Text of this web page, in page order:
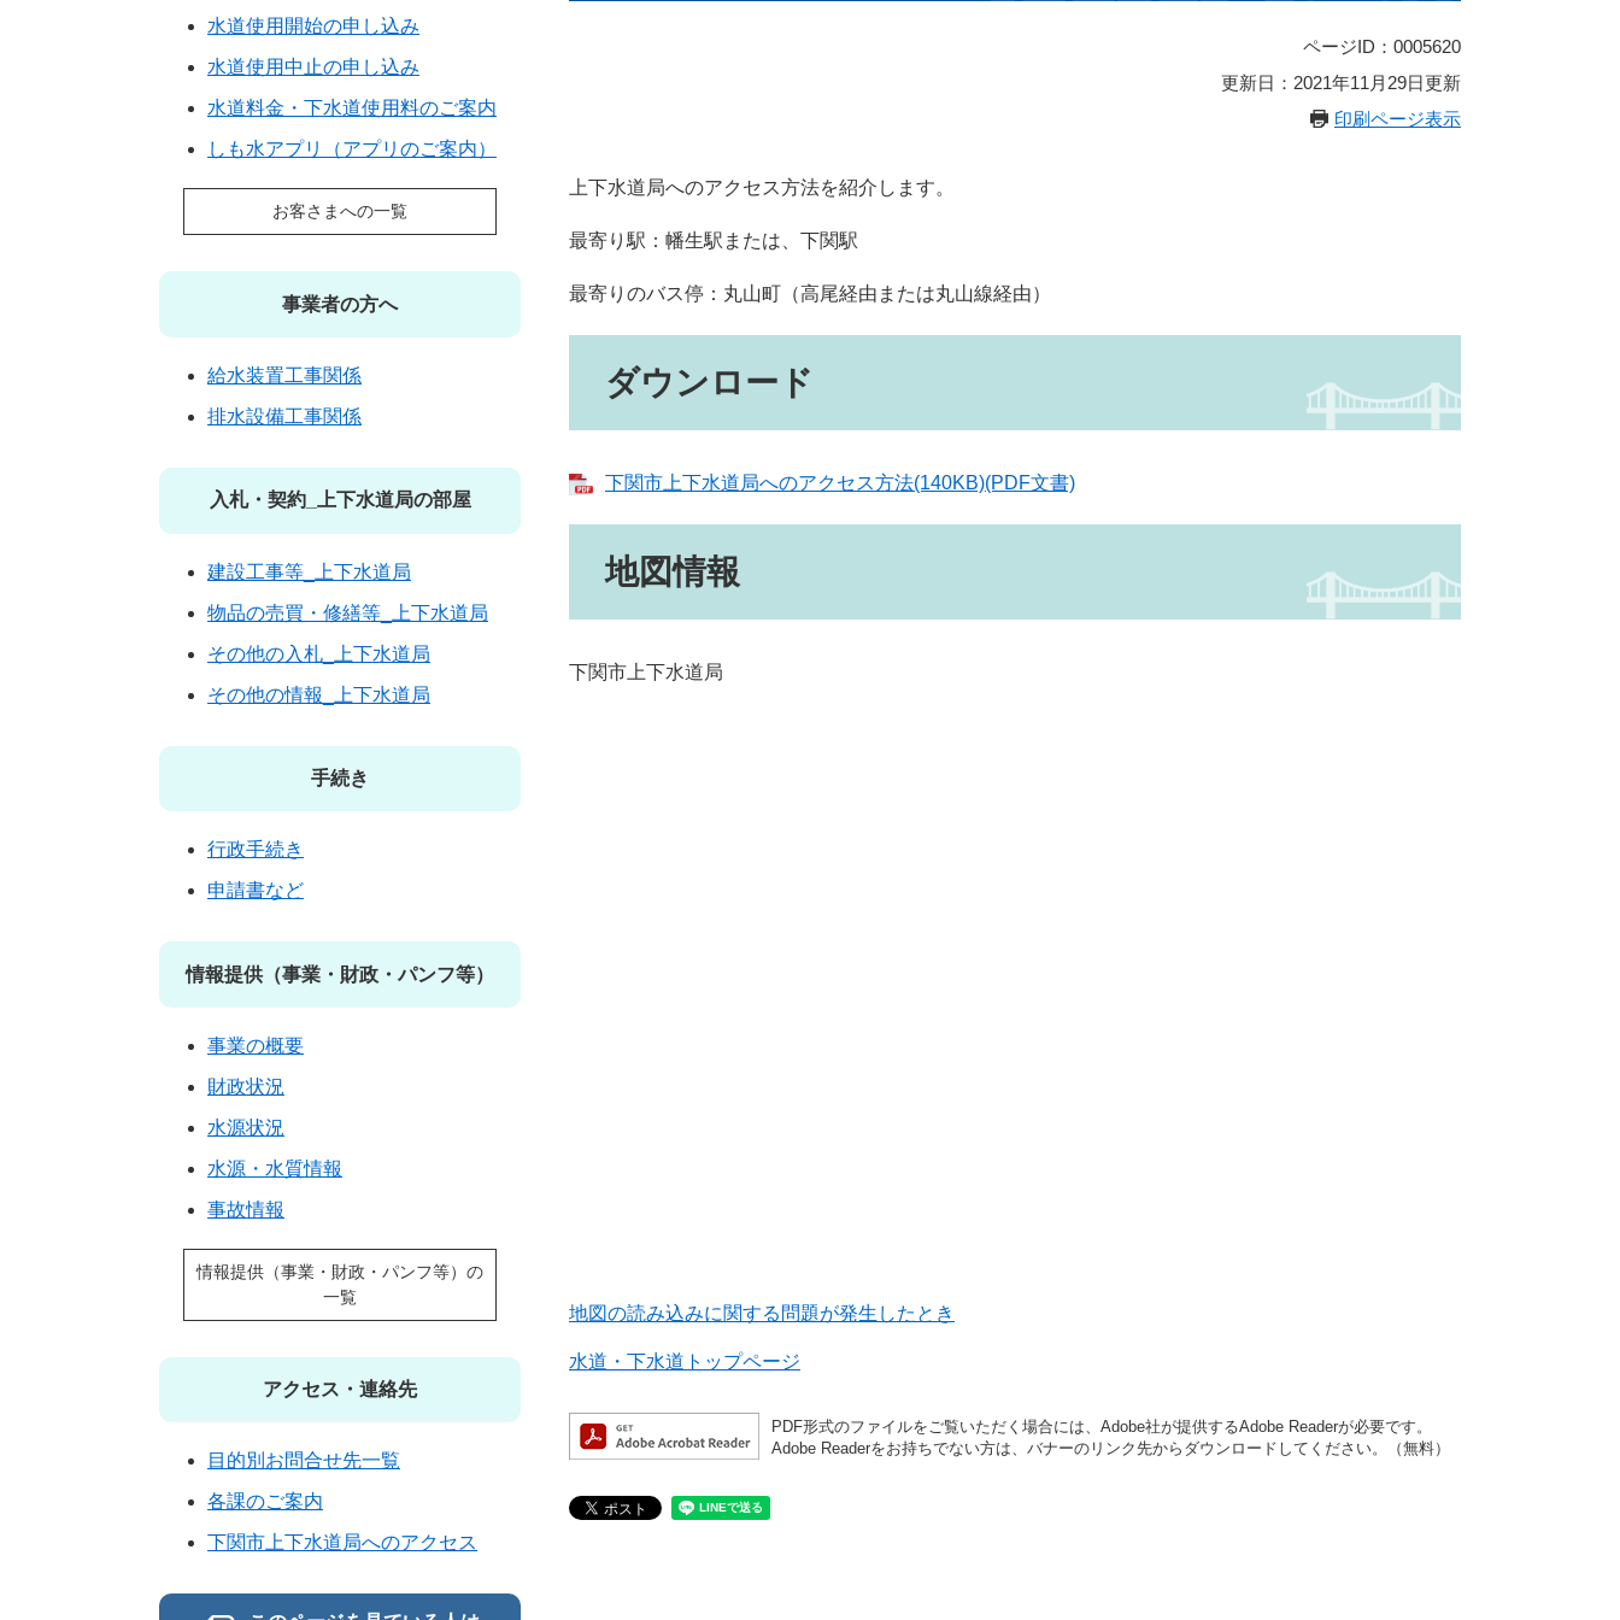
ページID：0005620
更新日：2021年11月29日更新
印刷ページ表示
上下水道局へのアクセス方法を紹介します。
最寄り駅：幡生駅または、下関駅
最寄りのバス停：丸山町（高尾経由または丸山線経由）
ダウンロード
下関市上下水道局へのアクセス方法(140KB)(PDF文書)
地図情報
下関市上下水道局
地図の読み込みに関する問題が発生したとき
水道・下水道トップページ
PDF形式のファイルをご覧いただく場合には、Adobe社が提供するAdobe Readerが必要です。
Adobe Readerをお持ちでない方は、バナーのリンク先からダウンロードしてください。（無料）
水道使用開始の申し込み
水道使用中止の申し込み
水道料金・下水道使用料のご案内
しも水アプリ（アプリのご案内）
お客さまへの一覧
事業者の方へ
給水装置工事関係
排水設備工事関係
入札・契約_上下水道局の部屋
建設工事等_上下水道局
物品の売買・修繕等_上下水道局
その他の入札_上下水道局
その他の情報_上下水道局
手続き
行政手続き
申請書など
情報提供（事業・財政・パンフ等）
事業の概要
財政状況
水源状況
水源・水質情報
事故情報
情報提供（事業・財政・パンフ等）の
一覧
アクセス・連絡先
目的別お問合せ先一覧
各課のご案内
下関市上下水道局へのアクセス